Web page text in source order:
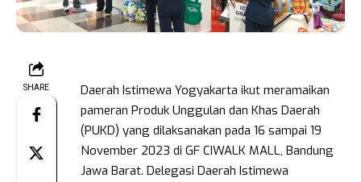
SHARE
Daerah Istimewa Yogyakarta ikut meramaikan
pameran Produk Unggulan dan Khas Daerah
(PUKD) yang dilaksanakan pada 16 sampai 19
November 2023 di GF CIWALK MALL, Bandung
Jawa Barat. Delegasi Daerah Istimewa